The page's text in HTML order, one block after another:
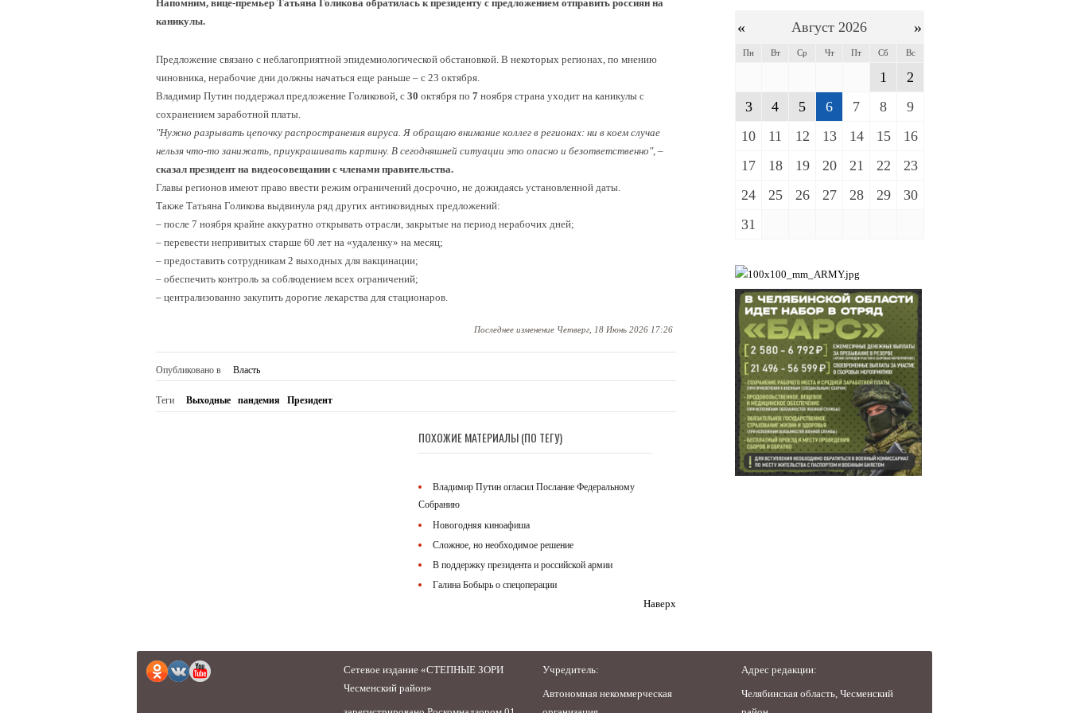
Напомним, вице-премьер Татьяна Голикова обратилась к президенту с предложением отправить россиян на
каникулы.
Предложение связано с неблагоприятной эпидемиологической обстановкой. В некоторых регионах, по мнению
чиновника, нерабочие дни должны начаться еще раньше – с 23 октября.
Владимир Путин поддержал предложение Голиковой, с 30 октября по 7 ноября страна уходит на каникулы с
сохранением заработной платы.
"Нужно разрывать цепочку распространения вируса. Я обращаю внимание коллег в регионах: ни в коем случае
нельзя что-то занижать, приукрашивать картину. В сегодняшней ситуации это опасно и безответственно", –
сказал президент на видеосовещании с членами правительства.
Главы регионов имеют право ввести режим ограничений досрочно, не дожидаясь установленной даты.
Также Татьяна Голикова выдвинула ряд других антиковидных предложений:
– после 7 ноября крайне аккуратно открывать отрасли, закрытые на период нерабочих дней;
– перевести непривитых старше 60 лет на «удаленку» на месяц;
– предоставить сотрудникам 2 выходных для вакцинации;
– обеспечить контроль за соблюдением всех ограничений;
– централизованно закупить дорогие лекарства для стационаров.
Последнее изменение Четверг, 18 Июнь 2026 17:26
Опубликовано в Власть
Теги Выходные пандемия Президент
ПОХОЖИЕ МАТЕРИАЛЫ (ПО ТЕГУ)
Владимир Путин огласил Послание Федеральному
Собранию
Новогодняя киноафиша
Сложное, но необходимое решение
В поддержку президента и российской армии
Галина Бобырь о спецоперации
Наверх
« Август 2026 »
Пн Вт Ср Чт Пт Сб Вс
1
2
3
4 5 6 7 8
9
10
11 12 13 14 15
16
17
18 19 20 21 22
23
24
25 26 27 28 29
30
31
Сетевое издание «СТЕПНЫЕ ЗОРИ
Чесменский район»
Учредитель:
Автономная некоммерческая
Адрес редакции:
Челябинская область, Чесменский
Логин
Забыли пароль? Забыли логин?